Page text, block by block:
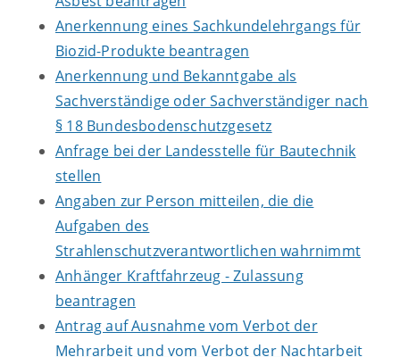
Anerkennung eines Sachkundelehrgangs für
Biozid-Produkte beantragen
Anerkennung und Bekanntgabe als
Sachverständige oder Sachverständiger nach
§ 18 Bundesbodenschutzgesetz
Anfrage bei der Landesstelle für Bautechnik
stellen
Angaben zur Person mitteilen, die die
Aufgaben des
Strahlenschutzverantwortlichen wahrnimmt
Anhänger Kraftfahrzeug - Zulassung
beantragen
Antrag auf Ausnahme vom Verbot der
Mehrarbeit und vom Verbot der Nachtarbeit